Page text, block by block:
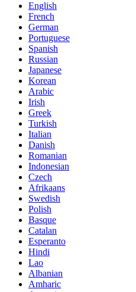
English
French
German
Portuguese
Spanish
Russian
Japanese
Korean
Arabic
Irish
Greek
Turkish
Italian
Danish
Romanian
Indonesian
Czech
Afrikaans
Swedish
Polish
Basque
Catalan
Esperanto
Hindi
Lao
Albanian
Amharic